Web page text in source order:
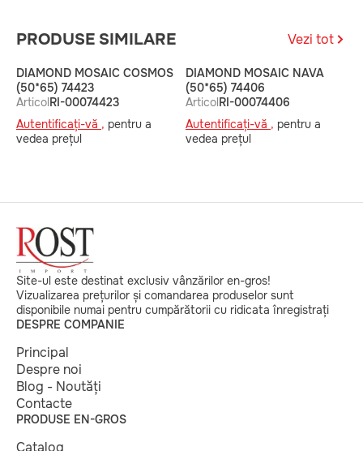
PRODUSE SIMILARE Vezi tot
DIAMOND MOSAIC COSMOS
(50*65) 74423
ArticolRI-00074423
Autentificați-vă , pentru a
vedea prețul
DIAMOND MOSAIC NAVA
(50*65) 74406
ArticolRI-00074406
Autentificați-vă , pentru a
vedea prețul
Site-ul este destinat exclusiv vânzărilor en-gros!
Vizualizarea prețurilor și comandarea produselor sunt
disponibile numai pentru cumpărătorii cu ridicata înregistrați
DESPRE COMPANIE
Principal
Despre noi
Blog - Noutăți
Contacte
PRODUSE EN-GROS
Catalog